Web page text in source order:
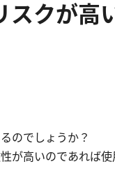
クが高
のでしょうか？
が高いのであれば